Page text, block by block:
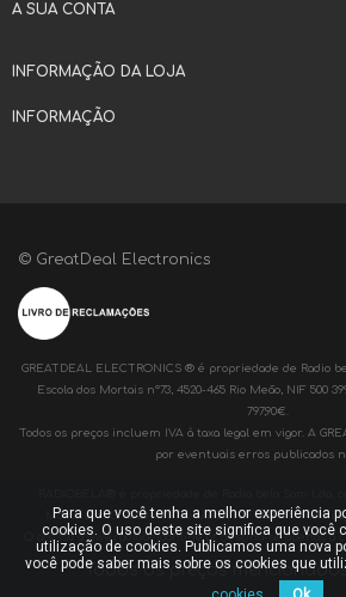
A SUA CONTA
INFORMAÇÃO DA LOJA
INFORMAÇÃO
© GreatDeal Electronics
GREATDEAL ELECTRONICS ® é propriedade de Radio
Escola dos Mortais nº73, 4520-465 Rio Meão, NIF 500
797,90€.
Todos os preços incluem IVA à taxa legal em vigor. A
por eventuais erros publicados
Mortais nº73, 4520-465 Rio Meão, NIF 500 399 948 e
O acesso a www.radiobelaonline.pt destina-se apenas a
Todos os preços
Para que você tenha a melhor experiência
cookies. O uso deste site significa que você
utilização de cookies. Publicamos uma nova
você pode saber mais sobre os cookies que